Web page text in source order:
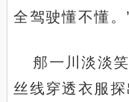
全驾驶懂不懂。
郍一川淡淡
丝线穿透衣服